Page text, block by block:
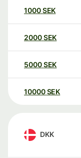
1000SEK
2000SEK
5000SEK
10000 SEK
DKK